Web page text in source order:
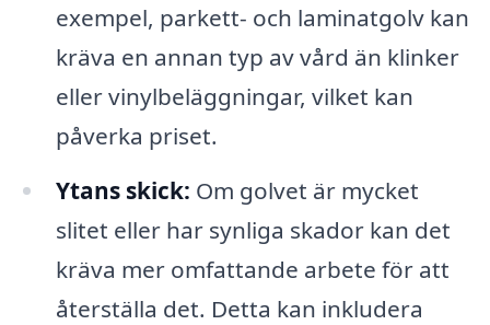
exempel, parkett- och laminatgolv kan
kräva en annan typ av vård än klinker
eller vinylbeläggningar, vilket kan
påverka priset.
Ytans skick: Om golvet är mycket
slitet eller har synliga skador kan det
kräva mer omfattande arbete för att
återställa det. Detta kan inkludera